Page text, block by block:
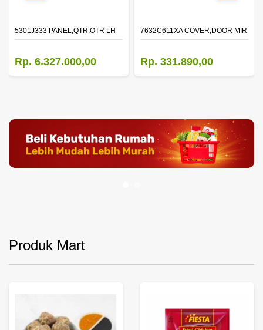
5301J333 PANEL,QTR,OTR LH
Rp. 6.327.000,00
7632C611XA COVER,DOOR
Rp. 331.890,00
Produk Mart